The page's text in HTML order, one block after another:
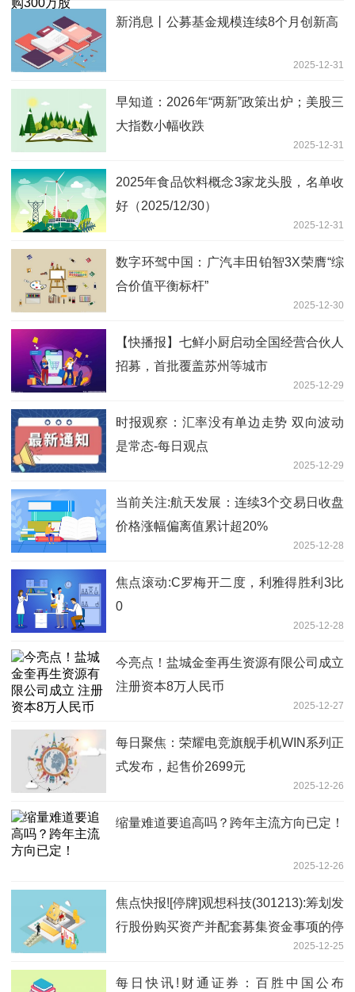
新消息丨公募基金规模连续8个月创新高
2025-12-31
早知道：2026年“两新”政策出炉；美股三
大指数小幅收跌
2025-12-31
2025年食品饮料概念3家龙头股，名单收
好（2025/12/30）
2025-12-31
数字环驾中国：广汽丰田铂智3X荣膺“综
合价值平衡标杆”
2025-12-30
【快播报】七鲜小厨启动全国经营合伙人
招募，首批覆盖苏州等城市
2025-12-29
时报观察：汇率没有单边走势 双向波动
是常态-每日观点
2025-12-29
当前关注:航天发展：连续3个交易日收盘
价格涨幅偏离值累计超20%
2025-12-28
焦点滚动:C罗梅开二度，利雅得胜利3比
0
2025-12-28
今亮点！盐城金奎再生资源有限公司成立
注册资本8万人民币
2025-12-27
每日聚焦：荣耀电竞旗舰手机WIN系列正
式发布，起售价2699元
2025-12-26
缩量难道要追高吗？跨年主流方向已定！
2025-12-26
焦点快报![停牌]观想科技(301213):筹划发
行股份购买资产并配套募集资金事项的停
2025-12-25
每日快讯!财通证券：百胜中国公布